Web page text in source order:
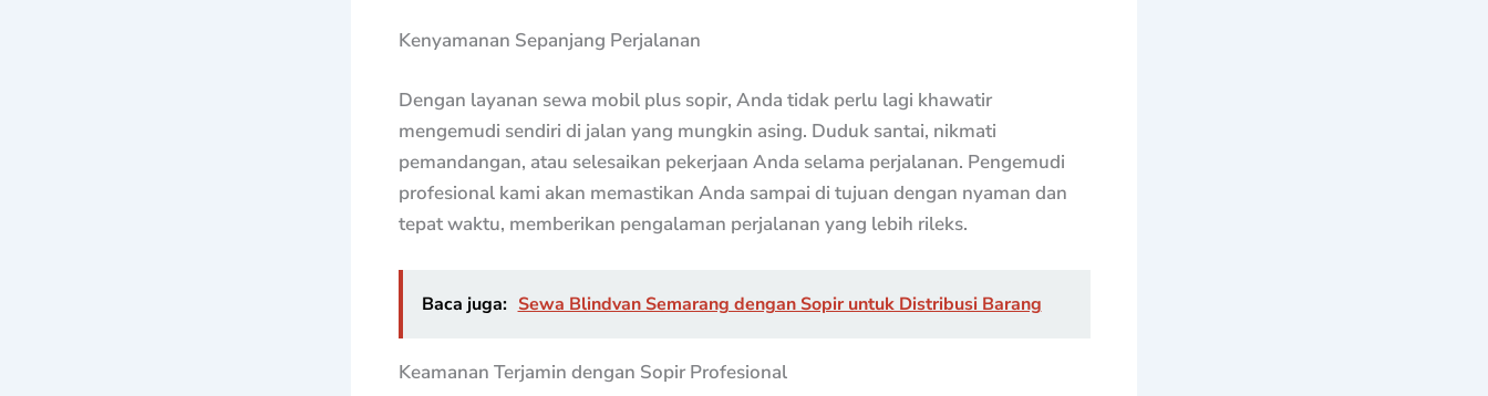
Kenyamanan Sepanjang Perjalanan
Dengan layanan sewa mobil plus sopir, Anda tidak perlu lagi khawatir
mengemudi sendiri di jalan yang mungkin asing. Duduk santai, nikmati
pemandangan, atau selesaikan pekerjaan Anda selama perjalanan. Pengemudi
profesional kami akan memastikan Anda sampai di tujuan dengan nyaman dan
tepat waktu, memberikan pengalaman perjalanan yang lebih rileks.
Baca juga: Sewa Blindvan Semarang dengan Sopir untuk Distribusi Barang
Keamanan Terjamin dengan Sopir Profesional